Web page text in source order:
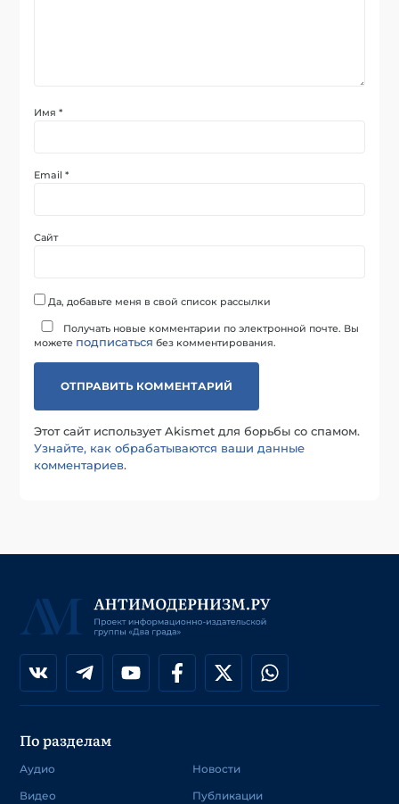
Имя*
Email*
Сайт
Да, добавьте меня в свой список рассылки
Получать новые комментарии по электронной почте. Вы
можете подписаться без комментирования.
Этот сайт использует Akismet для борьбы со спамом.
Узнайте, как обрабатываются ваши данные
комментариев.
По разделам
Аудио
Видео
Новости
Публикации